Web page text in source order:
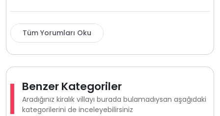
Tüm Yorumları Oku
Benzer Kategoriler
Aradığınız kiralık villayı burada bulamadıysan aşağıdaki
kategorilerini de inceleyebilirsiniz